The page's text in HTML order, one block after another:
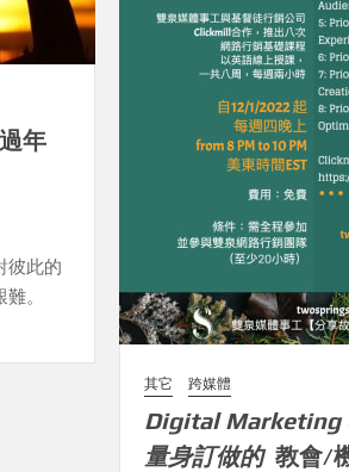
年
彼此的
。
其它 跨媒體
Digital Marketing
量身訂做的 教會/